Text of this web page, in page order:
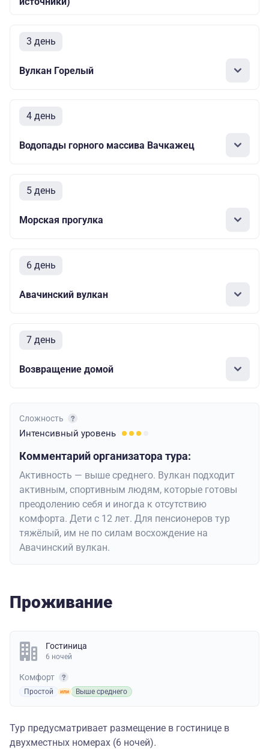
3 день
Вулкан Горелый
4 день
Водопады горного массива Вачкажец
5 день
Морская прогулка
6 день
Авачинский вулкан
7 день
Возвращение домой
Сложность
Интенсивный уровень
Комментарий организатора тура:
Активность — выше среднего. Вулкан подходит
активным, спортивным людям, которые готовы
преодолению себя и иногда к отсутствию
комфорта. Дети с 12 лет. Для пенсионеров тур
тяжёлый, им не по силам восхождение на
Авачинский вулкан.
Проживание
Гостиница
6 ночей
Комфорт
Простой Выше среднего
Тур предусматривает размещение в гостинице в
двухместных номерах (6 ночей).